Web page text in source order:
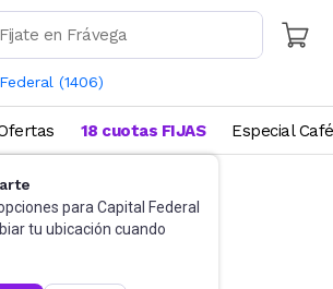
(1406)
para Capital Federal
tu ubicación cuando
18 cuotas FIJAS Especial Café